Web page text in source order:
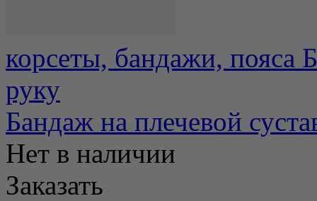
корсеты, бандажи, пояса
руку
Бандаж на плечевой
Нет в наличии
Заказать